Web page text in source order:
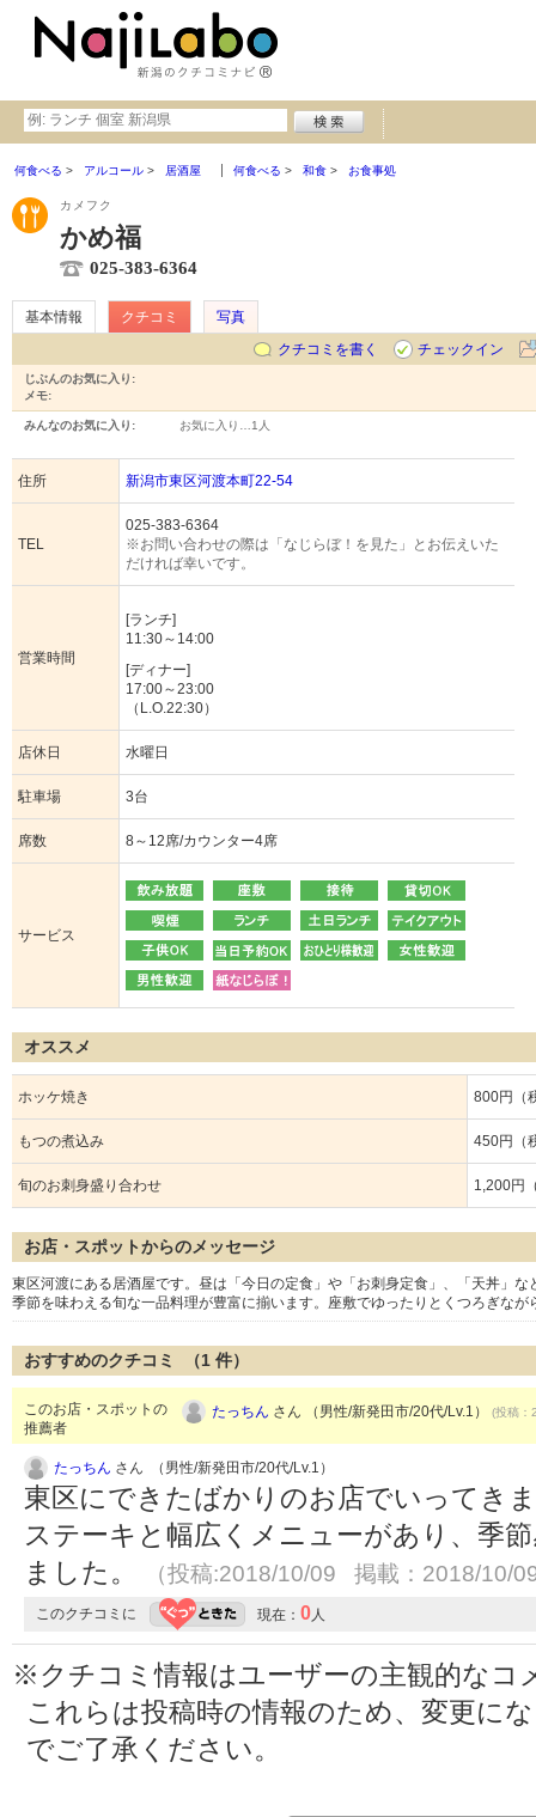
何食べる アルコール 居酒屋 何食べる 和食 お食事処
カメフク
かめ福
025-383-6364
基本情報 クチコミ
写真
クチコミを書く
チェックイン
じぶんのお気に入り:
メモ:
みんなのお気に入り: お気に入り… 1人
住所 新潟市東区河渡本町22-54
TEL
025-383-6364
※お問い合わせの際は「なじらぼ！を見た」とお伝えいた
だければ幸いです。
営業時間
[ランチ]
11:30～14:00
[ディナー]
17:00～23:00
（L.O.22:30）
店休日 水曜日
駐車場 3台
席数 8～12席/カウンター4席
サービス
オススメ
ホッケ焼き 800円（
もつの煮込み 450円（
旬のお刺身盛り合わせ 1,200円
お店・スポットからのメッセージ
東区河渡にある居酒屋です。昼は「今日の定食」や「お刺身定食」、「天丼」
季節を味わえる旬な一品料理が豊富に揃います。座敷でゆったりとくつろぎな
おすすめのクチコミ （1 件）
このお店・スポットの
推薦者
たっちん さん （男性/新発田市/20代/Lv.1） (投稿
たっちん さん （男性/新発田市/20代/Lv.1）
東区にできたばかりのお店でいってき
ステーキと幅広くメニューがあり、季
ました。
（投稿:2018/10/09 掲載：2018/10/
このクチコミに 現在： 0人
※クチコミ情報はユーザーの主観的なコ
これらは投稿時の情報のため、変更に
でご了承ください。